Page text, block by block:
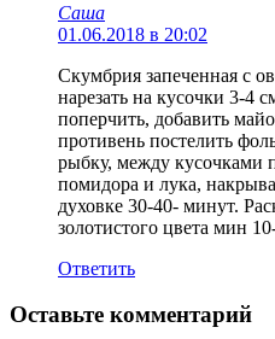
Саша
01.06.2018 в 20:02
Скумбрия запеченная с
нарезать на кусочки 3-4
поперчить, добавить
противень постелить
рыбку, между кусочками
помидора и лука,
духовке 30-40- минут.
золотистого цвета мин
Ответить
Оставьте комментарий